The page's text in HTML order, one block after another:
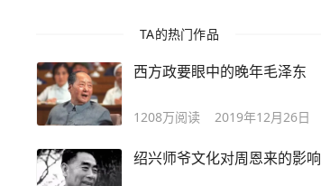
TA的热门作品
西方政要眼中的晚年毛泽东
1208万阅读 2019年12月26日
绍兴师爷文化对周恩来的影响